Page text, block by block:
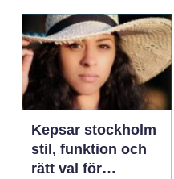
Kepsar stockholm
stil, funktion och
rätt val för